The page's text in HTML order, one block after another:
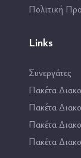
Πολιτική
Links
Συνεργάτες
Πακέτα
Πακέτα
Πακέτα
Πακέτα